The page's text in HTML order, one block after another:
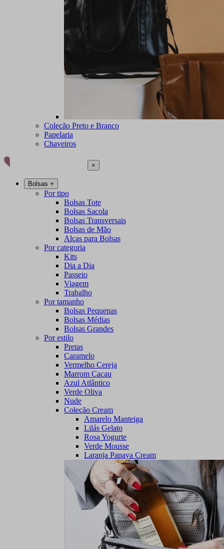
Coleção Preto e Branco
Papelaria
Chaveiros
×
Bolsas +
Por tipo
Bolsas Tote
Bolsas Sacola
Bolsas Transversais
Bolsas de Mão
Alças para Bolsas
Por categoria
Kits
Dia a Dia
Passeio
Viagem
Trabalho
Por tamanho
Bolsas Pequenas
Bolsas Médias
Bolsas Grandes
Por estilo
Pretas
Caramelo
Vermelho Cereja
Marrom Cacau
Azul Atlântico
Verde Oliva
Nude
Coleção Cream
Amarelo Manteiga
Lilás Gelato
Rosa Yogurte
Verde Mousse
Laranja Papaya Cream